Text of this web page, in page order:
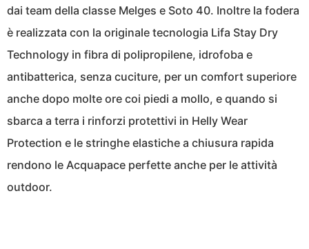
dai team della classe Melges e Soto 40. Inoltre la fodera
è realizzata con la originale tecnologia Lifa Stay Dry
Technology in fibra di polipropilene, idrofoba e
antibatterica, senza cuciture, per un comfort superiore
anche dopo molte ore coi piedi a mollo, e quando si
sbarca a terra i rinforzi protettivi in Helly Wear
Protection e le stringhe elastiche a chiusura rapida
rendono le Acquapace perfette anche per le attività
outdoor.